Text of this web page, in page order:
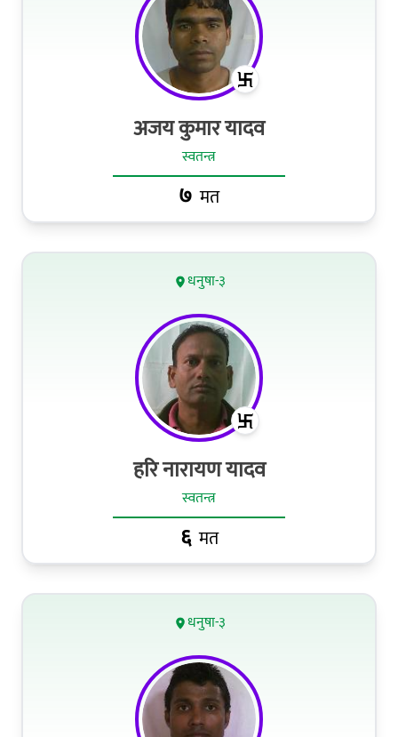
अजय कुमार यादव
स्वतन्त्र
७ मत
धनुषा-३
हरि नारायण यादव
स्वतन्त्र
६ मत
धनुषा-३